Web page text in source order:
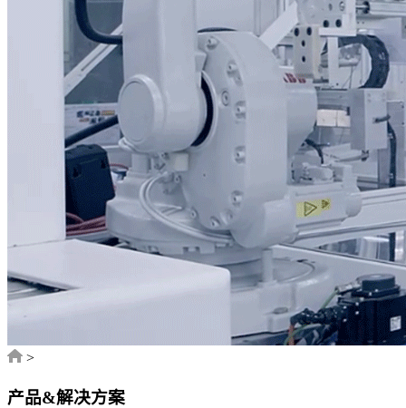
>
产品&解决方案